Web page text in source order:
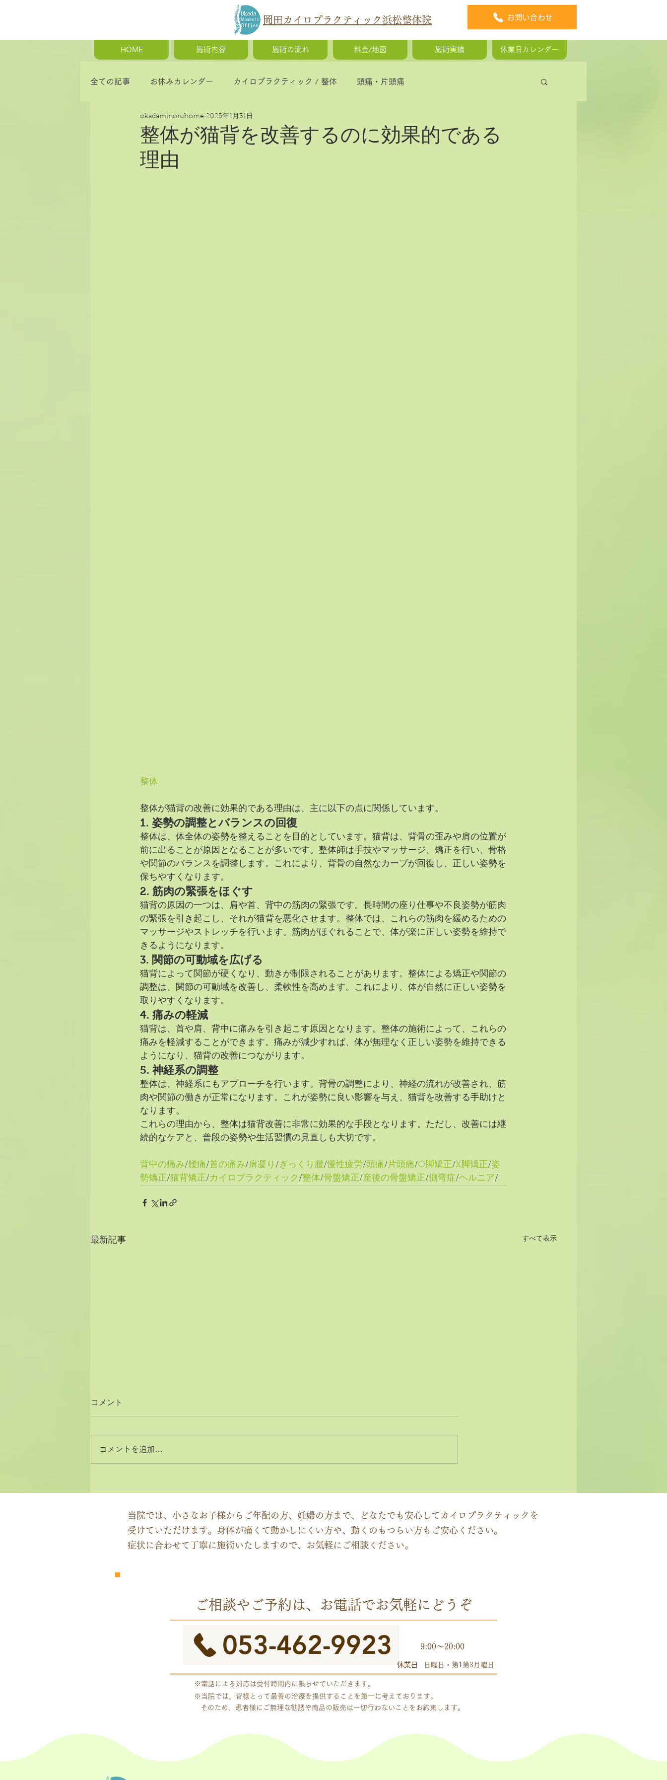
岡田カイロプラクティック浜松整体院 お問い合わせ
HOME 施術内容 施術の流れ 料金/地図 施術実績 休業日カレンダー
全ての記事 お休みカレンダー カイロプラクティック / 整体 頭痛・片頭痛
首の痛み・肩こり・背中の痛み 猫背・側弯症・姿勢の歪み
骨盤矯正・産後の骨盤矯正
整体が猫背を改善するのに効果的である
理由
okadaminoruhome 2025年1月31日
整体
整体が猫背の改善に効果的である理由は、主に以下の点に関係しています。
1. 姿勢の調整とバランスの回復
整体は、体全体の姿勢を整えることを目的としています。猫背は、背骨の歪みや肩の位置が
前に出ることが原因となることが多いです。整体師は手技やマッサージ、矯正を行い、骨格
や関節のバランスを調整します。これにより、背骨の自然なカーブが回復し、正しい姿勢を
保ちやすくなります。
2. 筋肉の緊張をほぐす
猫背の原因の一つは、肩や首、背中の筋肉の緊張です。長時間の座り仕事や不良姿勢が筋肉
の緊張を引き起こし、それが猫背を悪化させます。整体では、これらの筋肉を緩めるための
マッサージやストレッチを行います。筋肉がほぐれることで、体が楽に正しい姿勢を維持で
きるようになります。
3. 関節の可動域を広げる
猫背によって関節が硬くなり、動きが制限されることがあります。整体による矯正や関節の
調整は、関節の可動域を改善し、柔軟性を高めます。これにより、体が自然に正しい姿勢を
取りやすくなります。
4. 痛みの軽減
猫背は、首や肩、背中に痛みを引き起こす原因となります。整体の施術によって、これらの
痛みを軽減することができます。痛みが減少すれば、体が無理なく正しい姿勢を維持できる
ようになり、猫背の改善につながります。
5. 神経系の調整
整体は、神経系にもアプローチを行います。背骨の調整により、神経の流れが改善され、筋
肉や関節の働きが正常になります。これが姿勢に良い影響を与え、猫背を改善する手助けと
なります。
これらの理由から、整体は猫背改善に非常に効果的な手段となります。ただし、改善には継
続的なケアと、普段の姿勢や生活習慣の見直しも大切です。
背中の痛み/腰痛/首の痛み/肩凝り / ぎっくり腰/慢性疲労/頭痛/片頭痛/O脚矯正/X脚矯正/姿
勢矯正/猫背矯正/カイロプラクティック /整体/骨盤矯正/産後の骨盤矯正/側弯症/ヘルニア/
最新記事 すべて表示
レンダー
脳のコミュニケーションを円
ーチする」カイロプラクティ
コメント
コメントを追加…
当院では、小さなお子様からご年配の方、妊婦の方まで、どなたでも安心してカイロプラクティックを
受けていただけます。身体が痛くて動かしにくい方や、動くのもつらい方もご安心ください。
症状に合わせて丁寧に施術いたしますので、お気軽にご相談ください。
ご相談やご予約は、お電話でお気軽にどうぞ
053-462-9923 9:00～20:00
休業日 日曜日・第1第3月曜日
※電話による対応は受付時間内に限らせていただきます。
※当院では、皆様とって最善の治療を提供することを第一に考えております。
そのため、患者様にご無理な勧誘や商品の販売は一切行わないことをお約束します。